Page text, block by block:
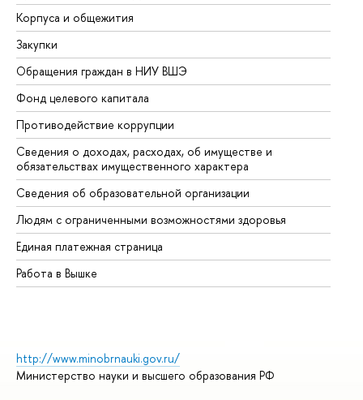
Корпуса и общежития
Закупки
Обращения граждан в НИУ ВШЭ
Фонд целевого капитала
Противодействие коррупции
Сведения о доходах, расходах, об имуществе и
обязательствах имущественного характера
Сведения об образовательной организации
Людям с ограниченными возможностями здоровья
Единая платежная страница
Работа в Вышке
http://www.minobrnauki.gov.ru/
Министерство науки и высшего образования РФ